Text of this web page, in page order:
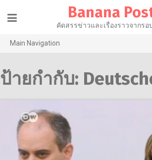
content
Banana
คัดสรรข่าวและเรื่องราวจากรอ
Main Navigation
เศรษฐกิจ
ไลฟ์สไตล์
วัฒนธรรม
ป้ายกำกับ: